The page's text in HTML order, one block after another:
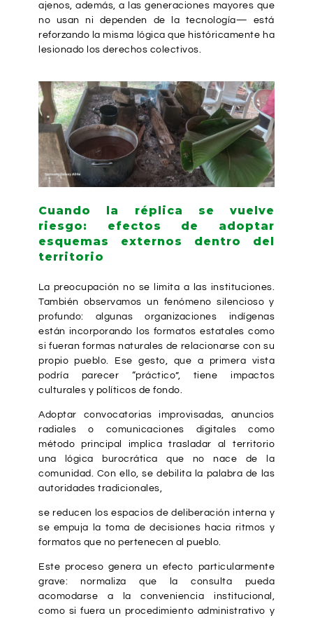
ajenos, además, a las generaciones mayores que
no usan ni dependen de la tecnología— está
reforzando la misma lógica que históricamente ha
lesionado los derechos colectivos.
Cuando la réplica se vuelve
riesgo: efectos de adoptar
esquemas externos dentro del
territorio
La preocupación no se limita a las instituciones.
También observamos un fenómeno silencioso y
profundo: algunas organizaciones indígenas
están incorporando los formatos estatales como
si fueran formas naturales de relacionarse con su
propio pueblo. Ese gesto, que a primera vista
podría parecer “práctico”, tiene impactos
culturales y políticos de fondo.
Adoptar convocatorias improvisadas, anuncios
radiales o comunicaciones digitales como
método principal implica trasladar al territorio
una lógica burocrática que no nace de la
comunidad. Con ello, se debilita la palabra de las
autoridades tradicionales,
se reducen los espacios de deliberación interna y
se empuja la toma de decisiones hacia ritmos y
formatos que no pertenecen al pueblo.
Este proceso genera un efecto particularmente
grave: normaliza que la consulta pueda
acomodarse a la conveniencia institucional,
como si fuera un procedimiento administrativo y